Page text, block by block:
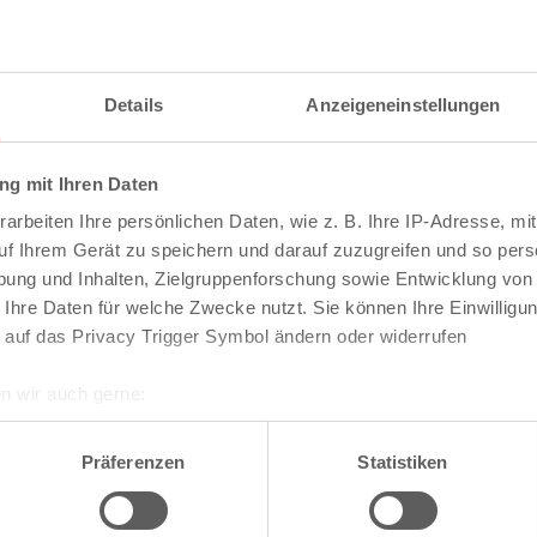
Details Anzeigeneinstellungen
mit Ihren Daten
Ihre persönlichen Daten, wie z. B. Ihre IP-Adresse,
Ihrem Gerät zu speichern und darauf zuzugreifen und so
und Inhalten, Zielgruppenforschung sowie Entwicklung
Daten für welche Zwecke nutzt. Sie können Ihre
das Privacy Trigger Symbol ändern oder widerrufen
geografische Lage erfassen, welche bis auf einige Meter
Scannen nach bestimmten Merkmalen (Fingerprinting)
Ihre persönlichen Daten verarbeitet werden, und legen Sie
Präferenzen Statistiken
Darstellung des RVR-Kartenwerks
mit vielen weiteren Details wie z.B.